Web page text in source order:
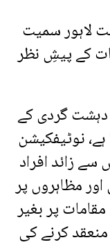
لاہور سمیت
کے پیشِ نظر
دہشت گردی کے
نوٹیفکیشن
زائد افراد
مظاہروں پر
پر بغیر
کرنے کی